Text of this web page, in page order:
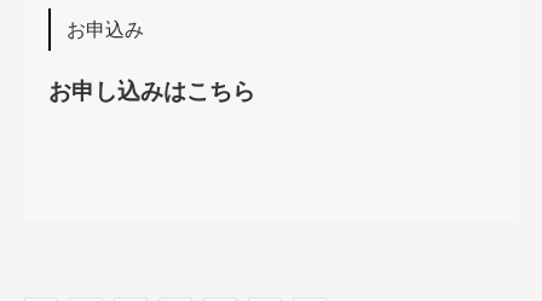
お申込み
お申し込みはこちら